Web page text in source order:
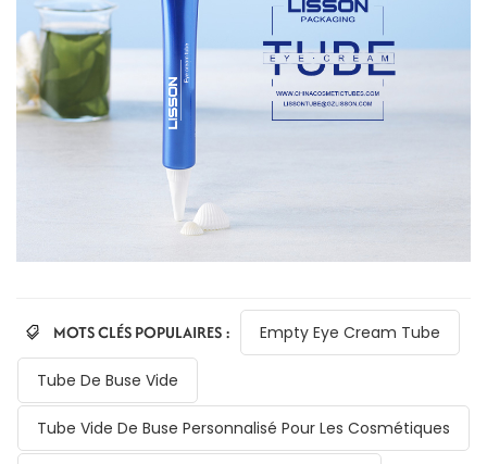
MOTS CLÉS POPULAIRES : Empty Eye Cream Tube
Tube De Buse Vide
Tube Vide De Buse Personnalisé Pour Les Cosmétiques